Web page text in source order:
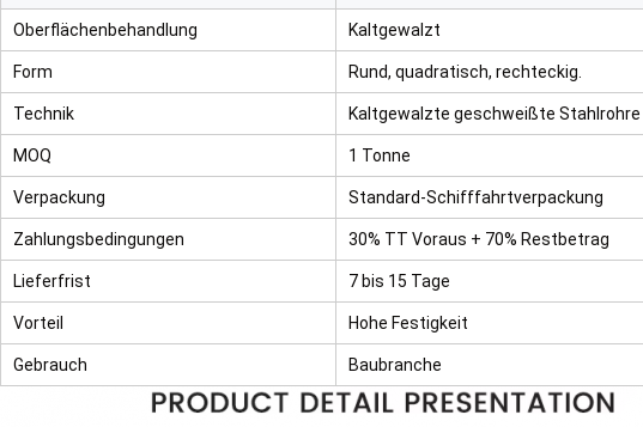
Oberflächenbehandlung Kaltgewalzt
Form Rund, quadratisch, rechteckig.
Technik Kaltgewalzte geschweißte Stahlrohre
MOQ 1 Tonne
Verpackung Standard-Schifffahrtverpackung
Zahlungsbedingungen 30% TT Voraus + 70% Restbetrag
Lieferfrist 7 bis 15 Tage
Vorteil Hohe Festigkeit
Gebrauch Baubranche